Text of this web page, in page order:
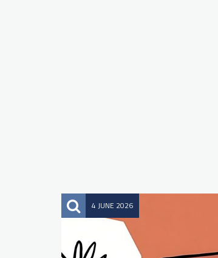
4 JUNE 2026